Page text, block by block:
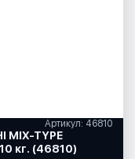
Артикул: 46810
MIX-TYPE
кг. (46810)